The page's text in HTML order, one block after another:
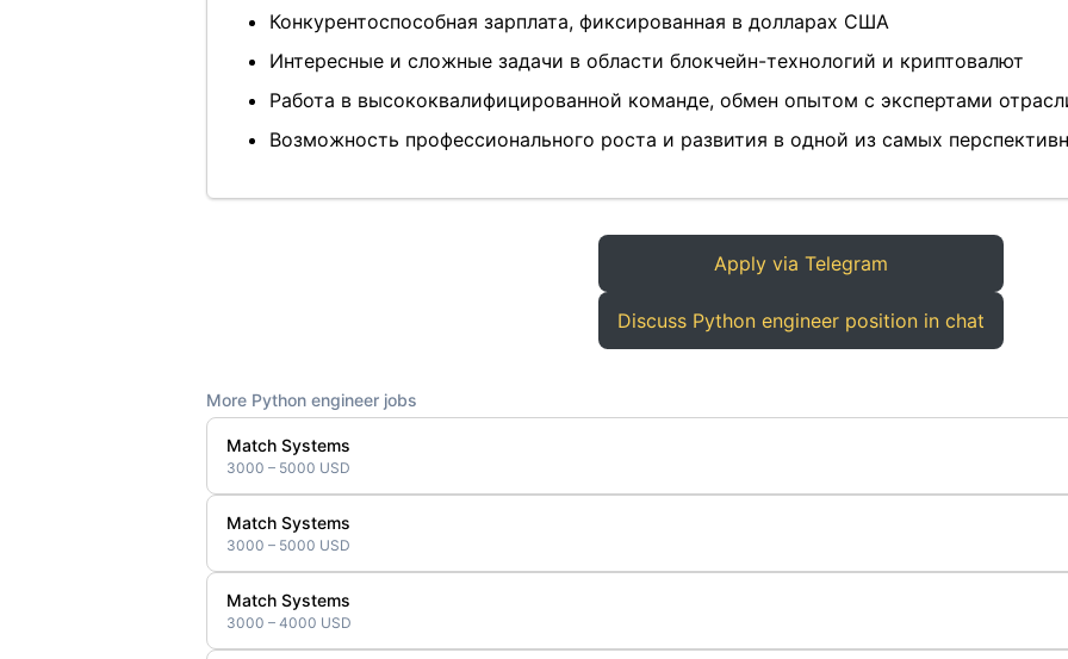
Конкурентоспособная зарплата, фиксированная в долларах США
Интересные и сложные задачи в области блокчейн-технологий и криптовалют
Работа в высококвалифицированной команде, обмен опытом с экспертами
Возможность профессионального роста и развития в одной из самых
Apply via Telegram
Discuss Python engineer position in chat
More Python engineer jobs
Match Systems
3000 – 5000 USD
Match Systems
3000 – 5000 USD
Match Systems
3000 – 4000 USD